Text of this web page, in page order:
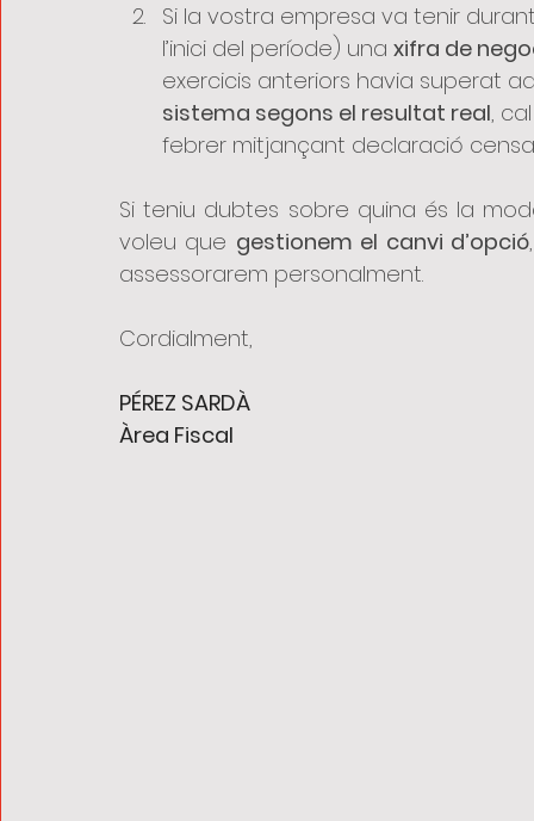
Si la vostra empresa va tenir
l’inici del període) una xifra de
exercicis anteriors havia superat
sistema segons el resultat real,
febrer mitjançant declaració
Si teniu dubtes sobre quina és la
voleu que gestionem el canvi d’opció
assessorarem personalment.
Cordialment,
PÉREZ SARDÀ
Àrea Fiscal